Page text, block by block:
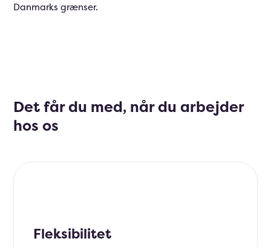
Danmarks grænser.
Det får du med, når du arbejder
hos os
Fleksibilitet